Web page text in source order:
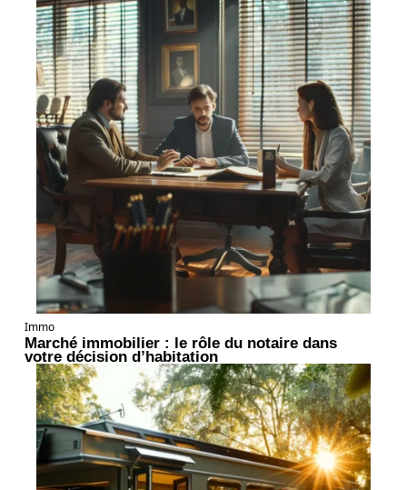
Immo
Marché immobilier : le rôle du notaire dans
votre décision d’habitation